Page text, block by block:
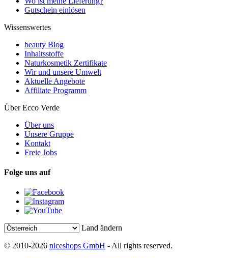
Gutschein einlösen
Wissenswertes
beauty Blog
Inhaltsstoffe
Naturkosmetik Zertifikate
Wir und unsere Umwelt
Aktuelle Angebote
Affiliate Programm
Über Ecco Verde
Über uns
Unsere Gruppe
Kontakt
Freie Jobs
Folge uns auf
Land ändern
© 2010-2026 niceshops GmbH - All rights reserved.